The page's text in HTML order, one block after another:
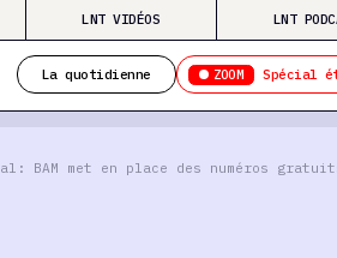
LNT VIDÉOS LNT
La quotidienne ZOOM Spécial
BAM met en place des numéros